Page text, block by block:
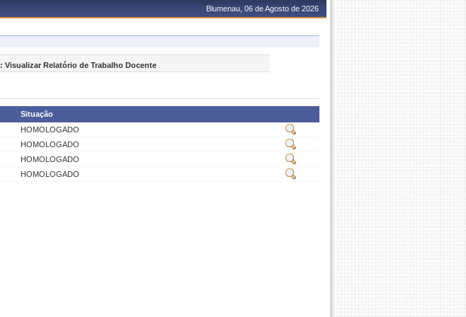
Blumenau, 06 de Agosto de 2026
: Visualizar Relatório de Trabalho Docente
Situação
HOMOLOGADO
HOMOLOGADO
HOMOLOGADO
HOMOLOGADO